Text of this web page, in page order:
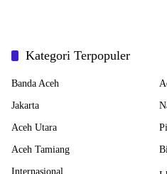
Kategori Terpopuler
Banda Aceh
Jakarta
Aceh Utara
Aceh Tamiang
Internasional